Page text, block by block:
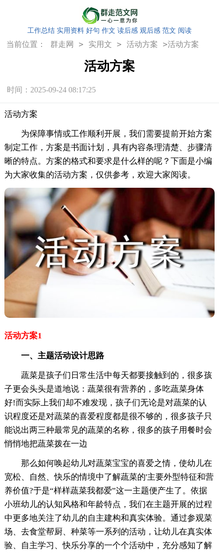
工作总结 实用资料 好句 作文 读后感 观后感 范文 阅读
当前位置： 群走网 > 实用文 > 活动方案 >活动方案
活动方案
时间：2025-09-24 08:17:25
活动方案
为保障事情或工作顺利开展，我们需要提前开始方案
制定工作，方案是书面计划，具有内容条理清楚、步骤清
晰的特点。方案的格式和要求是什么样的呢？下面是小编
为大家收集的活动方案，仅供参考，欢迎大家阅读。
活动方案1
一、主题活动设计思路
蔬菜是孩子们日常生活中每天都要接触到的，很多孩
子更会头头是道地说：蔬菜很有营养的，多吃蔬菜身体
好!而实际上我们却不难发现，孩子们无论是对蔬菜的认
识程度还是对蔬菜的喜爱程度都是很不够的，很多孩子只
能说出两三种最常见的蔬菜的名称，很多的孩子用餐时会
悄悄地把蔬菜拨在一边
那么如何唤起幼儿对蔬菜宝宝的喜爱之情，使幼儿在
宽松、自然、快乐的情境中了解蔬菜的'主要外型特征和营
养价值?于是“样样蔬菜我都爱”这一主题便产生了。依据
小班幼儿的认知风格和年龄特点，我们在主题开展的过程
中更多地关注了幼儿的自主建构和真实体验。通过参观菜
场、去食堂帮厨、种菜等一系列的活动，让幼儿在真实体
验、自主学习、快乐分享的一个个活动中，充分感知了解